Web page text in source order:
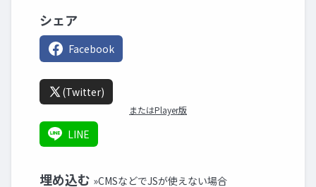
シェア
Facebook
(Twitter)
またはPlayer版
LINE
埋め込む »CMSなどでJSが使えない場合